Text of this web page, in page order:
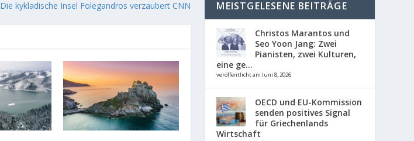
Die kykladische Insel Folegandros verzaubert CNN MEISTGELESENE BEITRÄGE
Christos Marantos und
Seo Yoon Jang: Zwei
Pianisten, zwei Kulturen,
eine ge...
veröffentlicht am Juni 8, 2026
OECD und EU-Kommission
senden positives Signal
für Griechenlands
Wirtschaft